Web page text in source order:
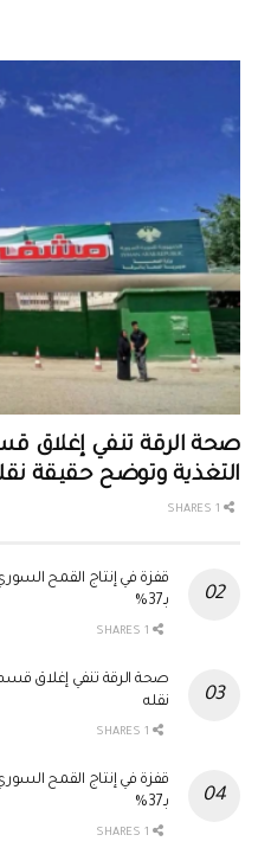
صحة الرقة تنفي إغلاق
التغذية وتوضح حقيقة
بـ37%
صحة الرقة تنفي إغلاق
نقله
بـ37%